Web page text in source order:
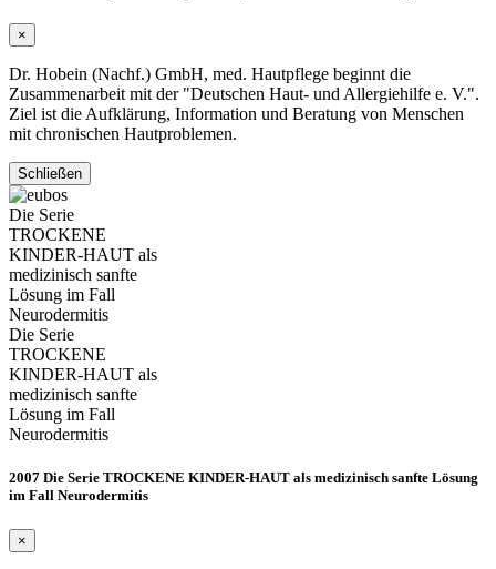
×
Dr. Hobein (Nachf.) GmbH, med. Hautpflege beginnt die
Zusammenarbeit mit der "Deutschen Haut- und Allergiehilfe e. V.".
Ziel ist die Aufklärung, Information und Beratung von Menschen
mit chronischen Hautproblemen.
Schließen
Die Serie
TROCKENE
KINDER-HAUT als
medizinisch sanfte
Lösung im Fall
Neurodermitis
Die Serie
TROCKENE
KINDER-HAUT als
medizinisch sanfte
Lösung im Fall
Neurodermitis
2007 Die Serie TROCKENE KINDER-HAUT als medizinisch sanfte Lösung
im Fall Neurodermitis
×